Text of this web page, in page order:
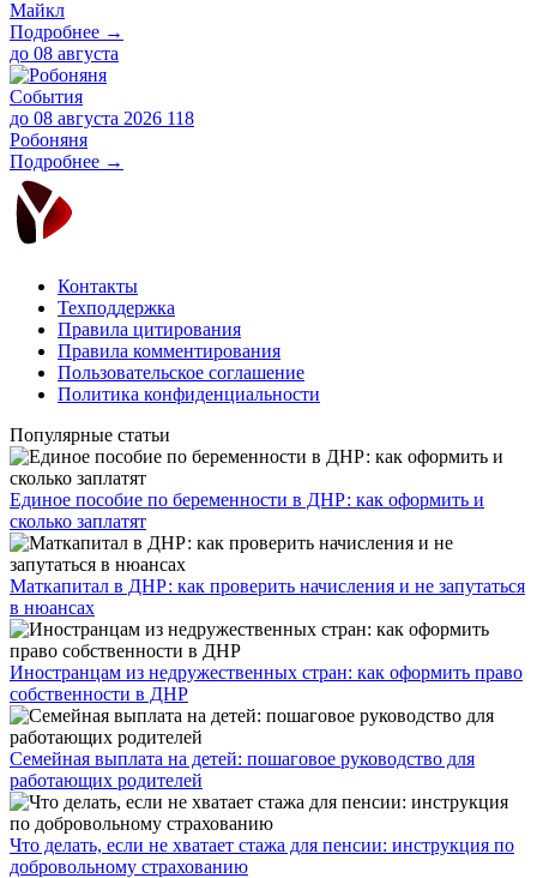
Майкл
Подробнее →
до 08 августа
События
до 08 августа 2026 118
Робоняня
Подробнее →
Контакты
Техподдержка
Правила цитирования
Правила комментирования
Пользовательское соглашение
Политика конфиденциальности
Популярные статьи
Единое пособие по беременности в ДНР: как оформить и
сколько заплатят
​Маткапитал в ДНР: как проверить начисления и не запутаться
в нюансах
Иностранцам из недружественных стран: как оформить право
собственности в ДНР
Семейная выплата на детей: пошаговое руководство для
работающих родителей
Что делать, если не хватает стажа для пенсии: инструкция по
добровольному страхованию